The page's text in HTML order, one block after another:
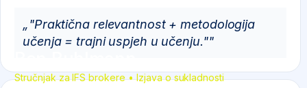
„"Praktična relevantnost + metodologija
učenja = trajni uspjeh u učenju.""
Stručnjak za IFS brokere• Izjava o sukladnosti